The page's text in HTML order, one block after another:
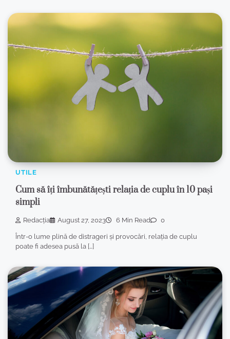
UTILE
Cum să îți îmbunătățești relația de cuplu în 10 pași
simpli
Redacția August 27, 2023 6 Min Read 0
Într-o lume plină de distrageri și provocări, relația de cuplu
poate fi adesea pusă la […]